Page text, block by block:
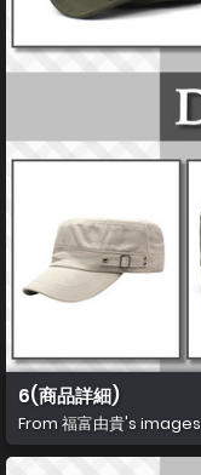
6(商品詳細)
From 福富由貴's images